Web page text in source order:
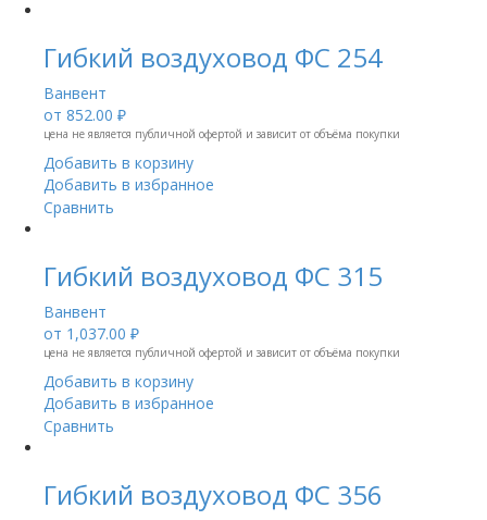
Гибкий воздуховод ФС 254
Ванвент
от 852.00 ₽
цена не является публичной офертой и зависит от объёма покупки
Добавить в корзину
Добавить в избранное
Сравнить
Гибкий воздуховод ФС 315
Ванвент
от 1,037.00 ₽
цена не является публичной офертой и зависит от объёма покупки
Добавить в корзину
Добавить в избранное
Сравнить
Гибкий воздуховод ФС 356